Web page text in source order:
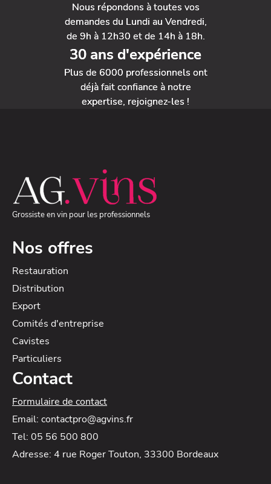
Nous répondons à toutes vos
demandes du Lundi au Vendredi,
de 9h à 12h30 et de 14h à 18h.
30 ans d'expérience
Plus de 6000 professionnels ont
déjà fait confiance à notre
expertise, rejoignez-les !
Grossiste en vin pour les professionnels
Nos offres
Restauration
Distribution
Export
Comités d'entreprise
Cavistes
Particuliers
Contact
Formulaire de contact
Email: contactpro@agvins.fr
Tel: 05 56 500 800
Adresse: 4 rue Roger Touton, 33300 Bordeaux